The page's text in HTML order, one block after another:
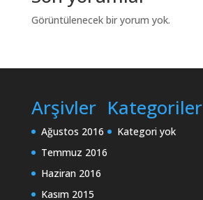
Görüntülenecek bir yorum yok.
Arşivler
Ağustos 2016
Temmuz 2016
Haziran 2016
Kasım 2015
Kategoriler
Kategori yok